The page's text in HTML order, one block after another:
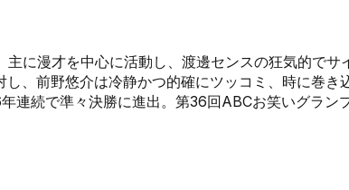
に漫才を中心に活動し、渡邊センスの狂気的で
、前野悠介は冷静かつ的確にツッコミ、時に巻
連続で準々決勝に進出。第36回ABCお笑いグラ